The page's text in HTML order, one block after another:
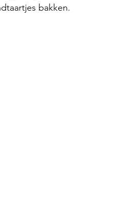
bakken.